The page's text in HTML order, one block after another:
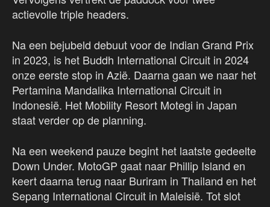
actievolle triple headers.
Na een bejubeld debuut voor de Indian Grand Prix
in 2023, is het Buddh International Circuit in 2024
onze eerste stop in Azië. Daarna gaan we naar het
Pertamina Mandalika International Circuit in
Indonesië. Het Mobility Resort Motegi in Japan
staat verder op de planning.
Na een weekend pauze begint het laatste gedeelte
Down Under. MotoGP gaat naar Phillip Island en
keert daarna terug naar Buriram in Thailand en het
Sepang International Circuit in Maleisië. Tot slot